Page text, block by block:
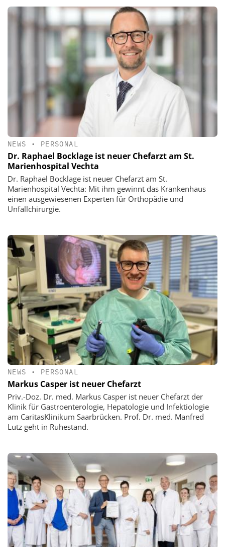
NEWS • PERSONAL
Dr. Raphael Bocklage ist neuer Chefarzt am St.
Marienhospital Vechta
Dr. Raphael Bocklage ist neuer Chefarzt am St.
Marienhospital Vechta: Mit ihm gewinnt das Krankenhaus
einen ausgewiesenen Experten für Orthopädie und
Unfallchirurgie.
NEWS • PERSONAL
Markus Casper ist neuer Chefarzt
Priv.-Doz. Dr. med. Markus Casper ist neuer Chefarzt der
Klinik für Gastroenterologie, Hepatologie und Infektiologie
am CaritasKlinikum Saarbrücken. Prof. Dr. med. Manfred
Lutz geht in Ruhestand.